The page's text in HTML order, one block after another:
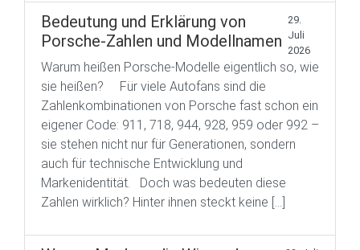
Bedeutung und Erklärung von
Porsche-Zahlen und Modellnamen
29.
Juli
2026
Warum heißen Porsche-Modelle eigentlich so, wie
sie heißen? Für viele Autofans sind die
Zahlenkombinationen von Porsche fast schon ein
eigener Code: 911, 718, 944, 928, 959 oder 992 –
sie stehen nicht nur für Generationen, sondern
auch für technische Entwicklung und
Markenidentität. Doch was bedeuten diese
Zahlen wirklich? Hinter ihnen steckt keine […]